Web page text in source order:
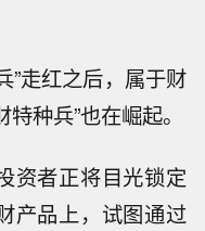
”走红之后，属于财
种兵”也在崛起。
资者正将目光锁定
产品上，试图通过